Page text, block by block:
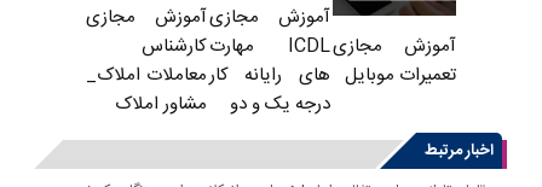
آموزش مجازی
تعمیرات موبایل
آموزش مجازی
ICDL مهارت
های رایانه کار
درجه یک و دو
آموزش مجازی
کارشناس
معاملات املاک_
مشاور املاک
اخبار مرتبط